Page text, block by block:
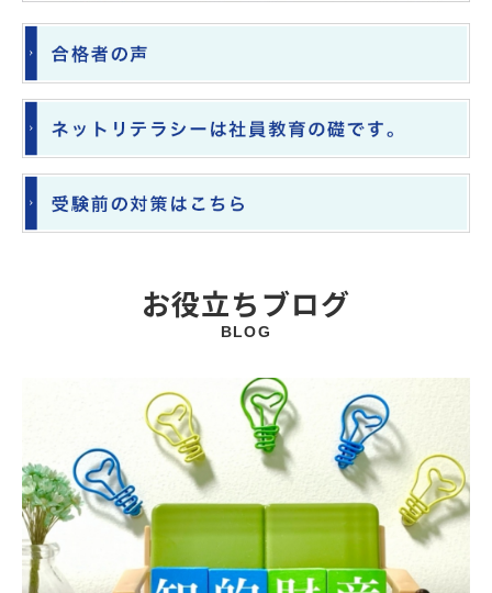
お役立ちブログ
BLOG